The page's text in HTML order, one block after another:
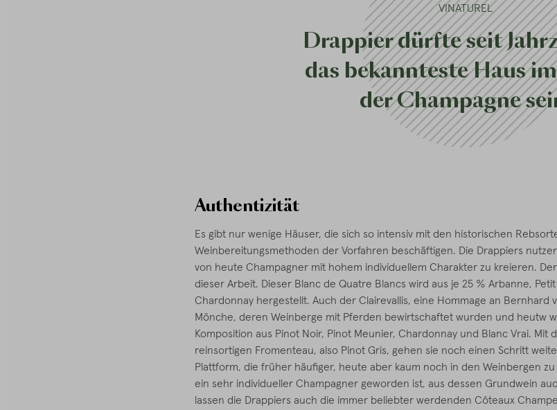
VINATUREL
Drappier dürfte seit
das bekannteste Haus
der Champagne
Authentizität
Es gibt nur wenige Häuser, die sich so intensiv mit den historischen
Weinbereitungsmethoden der Vorfahren beschäftigen. Die Drappiers
von heute Champagner mit hohem individuellem Charakter zu kreieren.
dieser Arbeit. Dieser Blanc de Quatre Blancs wird aus je 25 % Arbanne,
Chardonnay hergestellt. Auch der Clairevallis, eine Hommage an Bernhard
Mönche, deren Weinberge mit Pferden bewirtschaftet wurden und heutw
Komposition aus Pinot Noir, Pinot Meunier, Chardonnay und Blanc Vrai. Mit
reinsortigen Fromenteau, also Pinot Gris, gehen sie noch einen Schritt
Plattform, die früher häufiger, heute aber kaum noch in den Weinbergen
ein sehr individueller Champagner geworden ist, aus dessen Grundwein
lassen die Drappiers auch die immer beliebter werdenden Côteaux